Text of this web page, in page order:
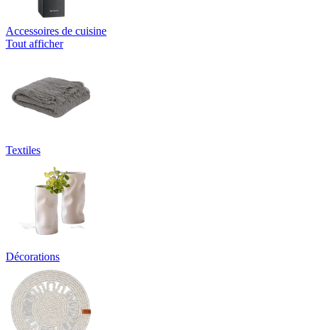
Accessoires de cuisine
Tout afficher
Textiles
Décorations